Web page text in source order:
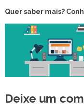
Quer saber mais?
Deixe um